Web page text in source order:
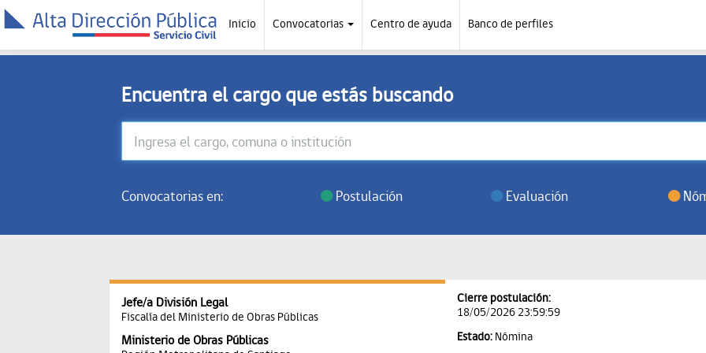
Inicio Convocatorias Centro de ayuda Banco de perfiles
Encuentra el cargo que estás buscando
Convocatorias en: Postulación Evaluación
Jefe/a División Legal
Fiscalía del Ministerio de Obras Públicas
Ministerio de Obras Públicas
Cierre postulación:
18/05/2026 23:59:59
Estado: Nómina